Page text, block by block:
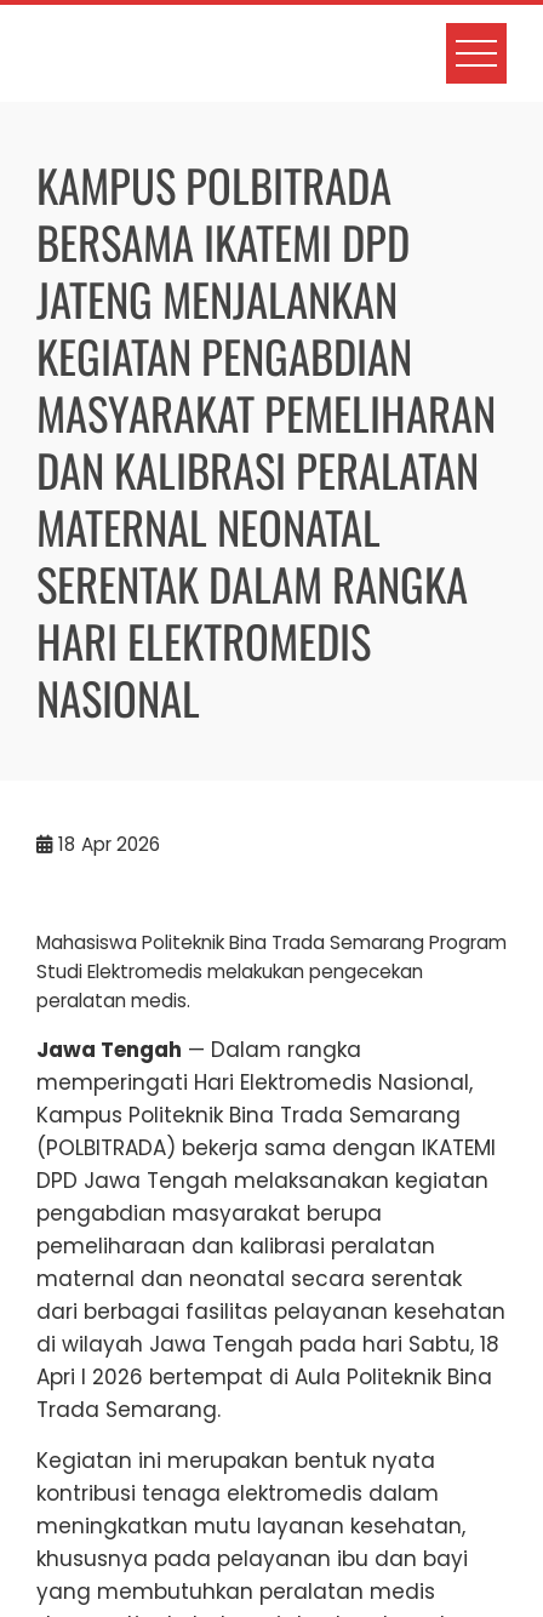
Skip
KAMPUS POLBITRADA
BERSAMA IKATEMI DPD
JATENG MENJALANKAN
KEGIATAN PENGABDIAN
MASYARAKAT PEMELIHARAN
DAN KALIBRASI PERALATAN
MATERNAL NEONATAL
SERENTAK DALAM RANGKA
HARI ELEKTROMEDIS
NASIONAL
18 Apr 2026
Mahasiswa Politeknik Bina Trada Semarang Program
Studi Elektromedis melakukan pengecekan
peralatan medis.
Jawa Tengah — Dalam rangka
memperingati Hari Elektromedis Nasional,
Kampus Politeknik Bina Trada Semarang
(POLBITRADA) bekerja sama dengan IKATEMI
DPD Jawa Tengah melaksanakan kegiatan
pengabdian masyarakat berupa
pemeliharaan dan kalibrasi peralatan
maternal dan neonatal secara serentak
dari berbagai fasilitas pelayanan kesehatan
di wilayah Jawa Tengah pada hari Sabtu, 18
Apri l 2026 bertempat di Aula Politeknik Bina
Trada Semarang.
Kegiatan ini merupakan bentuk nyata
kontribusi tenaga elektromedis dalam
meningkatkan mutu layanan kesehatan,
khususnya pada pelayanan ibu dan bayi
yang membutuhkan peralatan medis